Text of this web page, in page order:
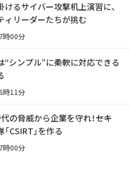
るサイバー攻撃机上演習に、
ィリーダーたちが挑む
時00分
シンプル”に――柔軟に対応できる
時11分
の脅威から企業を守れ！――セキ
CSIRT」を作る
時00分